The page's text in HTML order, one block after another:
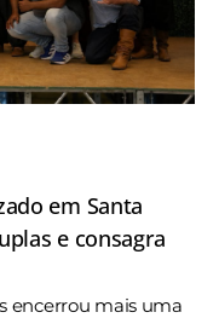
em Santa
e consagra
encerrou mais uma